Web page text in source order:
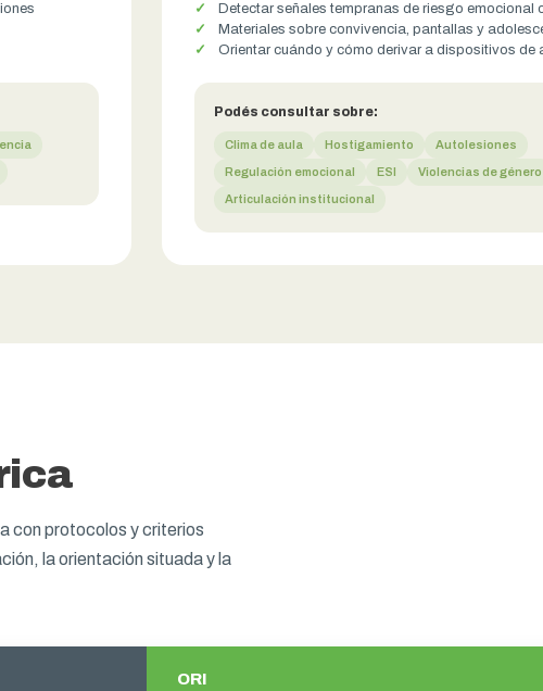
Detectar señales tempranas de riesgo emocional
Materiales sobre convivencia, pantallas y
Orientar cuándo y cómo derivar a dispositivos de
Podés consultar sobre:
Clima de aula Hostigamiento Autolesiones
Regulación emocional ESI Violencias de género
Articulación institucional
con protocolos y criterios
la orientación situada y la
ORI